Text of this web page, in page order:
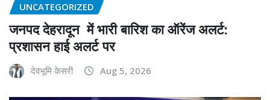
UNCATEGORIZED
जनपद देहरादून में भारी बारिश का ऑरेंज अलर्ट:
प्रशासन हाई अलर्ट पर
देवभूमि केसरी Aug 5, 2026